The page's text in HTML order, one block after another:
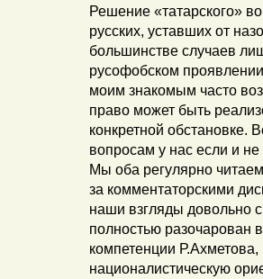
Решение «татарского»
русских, уставших от
большинстве случаев
русофобском
моим знакомым часто
право может быть
конкретной
вопросам у нас если и
Мы оба регулярно
за комментаторскими
наши взгляды довольно
полностью разочарован
компетенции
националистическую